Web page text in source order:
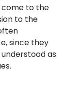
come to the
to the
since they
as